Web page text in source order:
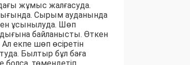
жұмыс жалғасуда.
Сырым ауданында
ұсынылуда. Шөп
байланысты. Өткен
екпе шөп өсіретін
Былтыр бұл баға